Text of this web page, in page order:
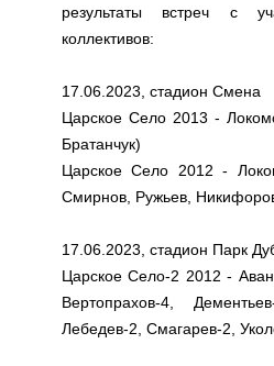
результаты встреч с
коллективов:
17.06.2023, стадион Смена
Царское Село 2013 -
Братанчук)
Царское Село 2012 -
Смирнов, Ружьев,
17.06.2023, стадион Парк
Царское Село-2 2012 -
Вертопрахов-4,
Лебедев-2, Смагарев-2,